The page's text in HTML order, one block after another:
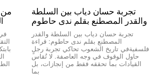
تجربة حسان دياب بين السلطة
والقدر المصطنع بقلم ندى حاطوم
تجربة حسان دياب بين السلطة والقدر
المصطنع بقلم ندى حاطوم: قراءة
فلسفيةفي تاريخ الشعوب تحاكي تجربة رجلٍ
حاول الوقوف في وجه العاصفة. لا تُقاس
القيادات بما تحققه فقط من إنجازات، بل
بما